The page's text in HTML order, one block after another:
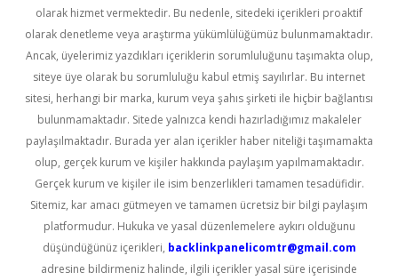
olarak hizmet vermektedir. Bu nedenle, sitedeki içerikleri proaktif
olarak denetleme veya araştırma yükümlülüğümüz bulunmamaktadır.
Ancak, üyelerimiz yazdıkları içeriklerin sorumluluğunu taşımakta olup,
siteye üye olarak bu sorumluluğu kabul etmiş sayılırlar. Bu internet
sitesi, herhangi bir marka, kurum veya şahıs şirketi ile hiçbir bağlantısı
bulunmamaktadır. Sitede yalnızca kendi hazırladığımız makaleler
paylaşılmaktadır. Burada yer alan içerikler haber niteliği taşımamakta
olup, gerçek kurum ve kişiler hakkında paylaşım yapılmamaktadır.
Gerçek kurum ve kişiler ile isim benzerlikleri tamamen tesadüfidir.
Sitemiz, kar amacı gütmeyen ve tamamen ücretsiz bir bilgi paylaşım
platformudur. Hukuka ve yasal düzenlemelere aykırı olduğunu
düşündüğünüz içerikleri, backlinkpanelicomtr@gmail.com
adresine bildirmeniz halinde, ilgili içerikler yasal süre içerisinde